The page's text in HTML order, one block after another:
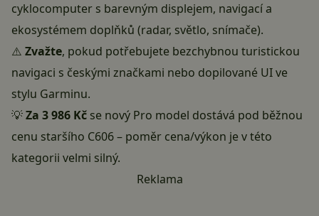
cyklocomputer s barevným displejem, navigací a
ekosystémem doplňků (radar, světlo, snímače).
⚠️ Zvažte, pokud potřebujete bezchybnou turistickou
navigaci s českými značkami nebo dopilované UI ve
stylu Garminu.
💡Za 3 986 Kč se nový Pro model dostává pod běžnou
cenu staršího C606 – poměr cena/výkon je v této
kategorii velmi silný.
Reklama